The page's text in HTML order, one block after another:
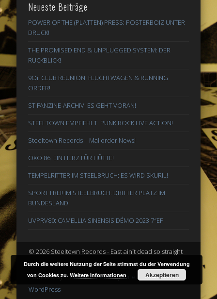
Neueste Beiträge
POWER OF THE (PLATTEN) PRESS: POSTERBOIZ UNTER
DRUCK!
THE PROMISED END & UNPLUGGED SYSTEM: DER
RÜCKBLICK!
9Oi! CLUB REUNION: FLUCHTWAGEN & RUNNING
ORDER!
ST FANZINE-ARCHIV: ES GEHT VORAN!
STEELTOWN EMPFIEHLT: PUNK ROCK LIVE ACTION!
Steeltown Records – Mailorder News!
OXO 86: EIN HERZ FÜR HÜTTE!
TEMPELRITTER IM STEELBRUCH: ES WIRD SKURIL!
SPORT FREI! IM STEELBRUCH: DRITTER PLATZ IM
BUNDESLAND!
UVPRV80: CAMELLIA SINENSIS DÉMO 2023 7″EP
© 2026 Steeltown Records - East ain`t dead so straight
ahead
Powered byPinboard ThemebyOne Designsand
WordPress
Durch die weitere Nutzung der Seite stimmst du der Verwendung
von Cookies zu.Weitere Informationen Akzeptieren